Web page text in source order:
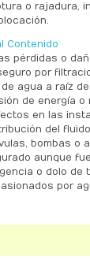
o rajadura,
Contenido
pérdidas o
por
agua a raíz
de energía o
en las
del
bombas o
aunque
o dolo de
por